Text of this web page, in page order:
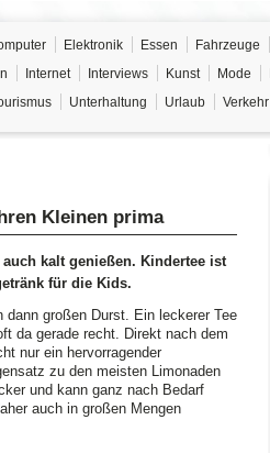
Elektronik Essen Fahrzeuge
Internet Interviews Kunst Mode
Unterhaltung Urlaub Verkehr
Kleinen prima
kalt genießen. Kindertee ist
für die Kids.
großen Durst. Ein leckerer Tee
da gerade recht. Direkt nach dem
nur ein hervorragender
zu den meisten Limonaden
und kann ganz nach Bedarf
auch in großen Mengen